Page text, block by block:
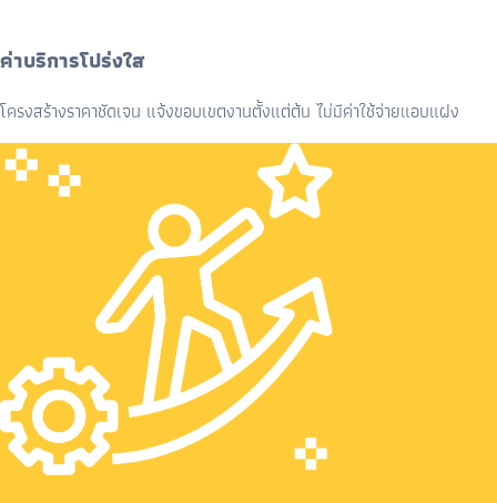
ค่าบริการโปร่งใส
โครงสร้างราคาชัดเจน แจ้งขอบเขตงานตั้งแต่ต้น ไม่มีค่าใช้จ่ายแอบแฝง